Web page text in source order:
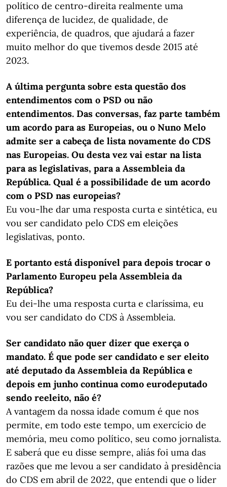
político de centro-direita realmente uma
diferença de lucidez, de qualidade, de
experiência, de quadros, que ajudará a fazer
muito melhor do que tivemos desde 2015 até
2023.
A última pergunta sobre esta questão dos
entendimentos com o PSD ou não
entendimentos. Das conversas, faz parte também
um acordo para as Europeias, ou o Nuno Melo
admite ser a cabeça de lista novamente do CDS
nas Europeias. Ou desta vez vai estar na lista
para as legislativas, para a Assembleia da
República. Qual é a possibilidade de um acordo
com o PSD nas europeias?
Eu vou-lhe dar uma resposta curta e sintética, eu
vou ser candidato pelo CDS em eleições
legislativas, ponto.
E portanto está disponível para depois trocar o
Parlamento Europeu pela Assembleia da
República?
Eu dei-lhe uma resposta curta e claríssima, eu
vou ser candidato do CDS à Assembleia.
Ser candidato não quer dizer que exerça o
mandato. É que pode ser candidato e ser eleito
até deputado da Assembleia da República e
depois em junho continua como eurodeputado
sendo reeleito, não é?
A vantagem da nossa idade comum é que nos
permite, em todo este tempo, um exercício de
memória, meu como político, seu como jornalista.
E saberá que eu disse sempre, aliás foi uma das
razões que me levou a ser candidato à presidência
do CDS em abril de 2022, que entendi que o líder